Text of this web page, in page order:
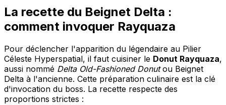
La recette du Beignet Delta :
comment invoquer Rayquaza
Pour déclencher l'apparition du légendaire au Pilier
Céleste Hyperspatial, il faut cuisiner le Donut Rayquaza,
aussi nommé Delta Old-Fashioned Donutou Beignet
Delta à l'ancienne. Cette préparation culinaire est la clé
d'invocation du boss. La recette respecte des
proportions strictes :